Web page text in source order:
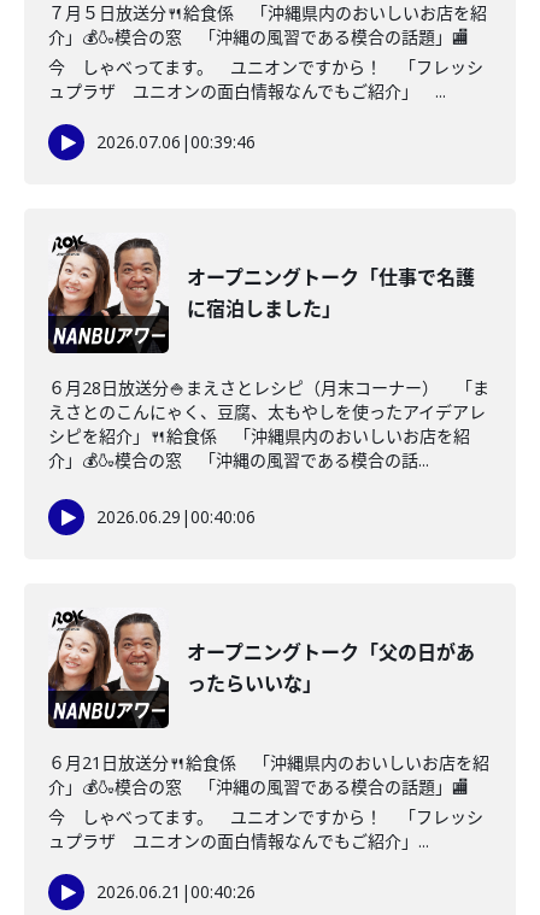
７月５日放送分🍴給食係 「沖縄県内のおいしいお店を紹
介」💰🍶模合の窓 「沖縄の風習である模合の話題」🏬
今 しゃべってます。 ユニオンですから！ 「フレッシ
ュプラザ ユニオンの面白情報なんでもご紹介」 ...
2026.07.06 |00:39:46
オープニングトーク「仕事で名護
に宿泊しました」
６月28日放送分🍚まえさとレシピ（月末コーナー） 「ま
えさとのこんにゃく、豆腐、太もやしを使ったアイデアレ
シピを紹介」🍴給食係 「沖縄県内のおいしいお店を紹
介」💰🍶模合の窓 「沖縄の風習である模合の話...
2026.06.29 |00:40:06
オープニングトーク「父の日があ
ったらいいな」
６月21日放送分🍴給食係 「沖縄県内のおいしいお店を紹
介」💰🍶模合の窓 「沖縄の風習である模合の話題」🏬
今 しゃべってます。 ユニオンですから！ 「フレッシ
ュプラザ ユニオンの面白情報なんでもご紹介」...
2026.06.21 |00:40:26